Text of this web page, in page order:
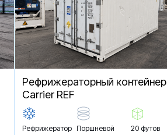
Рефрижераторный контейнер
Carrier REF
Рефрижератор Поршневой 20 футов